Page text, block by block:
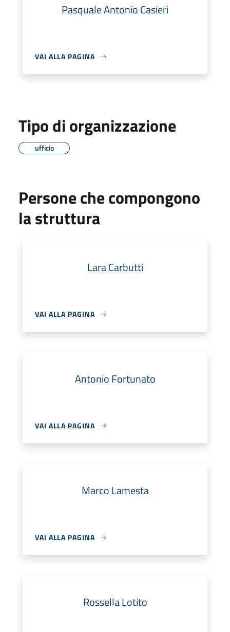
Pasquale Antonio Casieri
VAI ALLA PAGINA
Tipo di organizzazione
ufficio
Persone che compongono
la struttura
Lara Carbutti
VAI ALLA PAGINA
Antonio Fortunato
VAI ALLA PAGINA
Marco Lamesta
VAI ALLA PAGINA
Rossella Lotito